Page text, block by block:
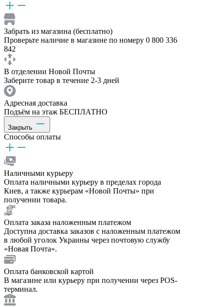
Забрать из магазина (бесплатно)
Проверьте наличие в магазине по номеру 0 800 336
842
В отделении Новой Почты
Заберите товар в течение 2-3 дней
Адресная доставка
Подъём на этаж БЕСПЛАТНО
Закрыть
Способы оплаты
Наличными курьеру
Оплата наличными курьеру в пределах города
Киев, а также курьерам «Новой Почты» при
получении товара.
Оплата заказа наложенным платежом
Доступна доставка заказов с наложенным платежом
в любой уголок Украины через почтовую службу
«Новая Почта».
Оплата банковской картой
В магазине или курьеру при получении через POS-
терминал.